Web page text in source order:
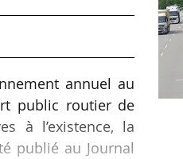
annuel au
public routier de
à l’existence, la
publié au Journal